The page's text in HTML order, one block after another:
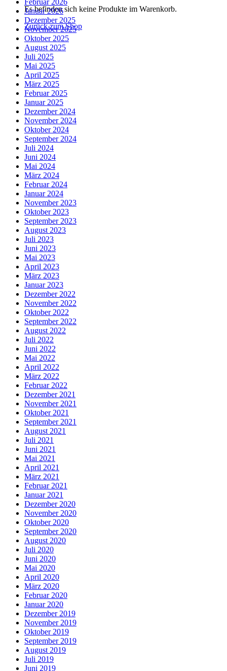
Es befinden sich keine Produkte im Warenkorb.
Zurück zum Shop
Februar 2026
Januar 2026
Dezember 2025
November 2025
Oktober 2025
August 2025
Juli 2025
Mai 2025
April 2025
März 2025
Februar 2025
Januar 2025
Dezember 2024
November 2024
Oktober 2024
September 2024
Juli 2024
Juni 2024
Mai 2024
März 2024
Februar 2024
Januar 2024
November 2023
Oktober 2023
September 2023
August 2023
Juli 2023
Juni 2023
Mai 2023
April 2023
März 2023
Januar 2023
Dezember 2022
November 2022
Oktober 2022
September 2022
August 2022
Juli 2022
Juni 2022
Mai 2022
April 2022
März 2022
Februar 2022
Dezember 2021
November 2021
Oktober 2021
September 2021
August 2021
Juli 2021
Juni 2021
Mai 2021
April 2021
März 2021
Februar 2021
Januar 2021
Dezember 2020
November 2020
Oktober 2020
September 2020
August 2020
Juli 2020
Juni 2020
Mai 2020
April 2020
März 2020
Februar 2020
Januar 2020
Dezember 2019
November 2019
Oktober 2019
September 2019
August 2019
Juli 2019
Juni 2019